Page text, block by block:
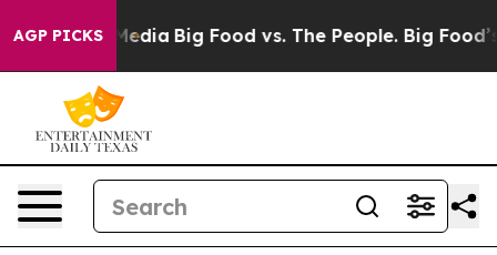
AGP PICKS
Media Big Food vs. The People. Big Food’s